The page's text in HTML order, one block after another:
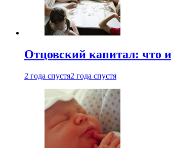
Отцовский капитал: что
2 года спустя2 года спустя